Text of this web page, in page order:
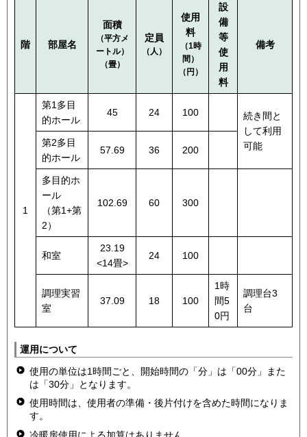
階 部屋名
面積
（平方メ
ートル）
（畳）
定員
（人）
使用
料
（1時
間）
（円）
設
備
等
使
用
料
備考
1
第1多目
的ホール
45 24 100
続き間と
して利用
可能
第2多目
的ホール
57.69 36 200
多目的ホ
ール
（第1+第
2）
102.69 60 300
和室
23.19
<14畳>
24 100
調理実習
室
37.09 18 100
1時
間5
0円
調理台3
台
運用について
使用の単位は1時間ごと、開始時間の「分」は「00分」また
は「30分」となります。
使用時間は、使用者の準備・後片付けを含めた時間になりま
す。
冷暖房使用による加算はありません。